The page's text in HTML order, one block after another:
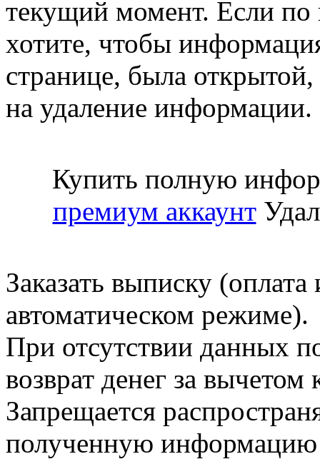
текущий момент. Если
хотите, чтобы
странице, была открытой,
на удаление информации.
Купить полную
премиум аккаунт
Заказать выписку
автоматическом режиме).
При отсутствии данных
возврат денег за
Запрещается
полученную информацию